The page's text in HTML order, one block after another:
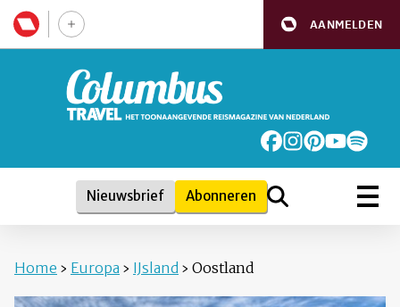
AANMELDEN
Nieuwsbrief Abonneren
Home › Europa › IJsland › Oostland